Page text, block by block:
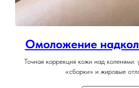
Омоложение
Точная коррекция кожи над коленями:
«сборки» и жировые